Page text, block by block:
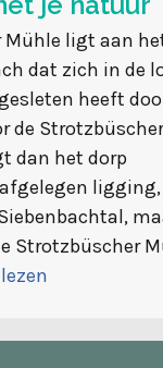
Mühle ligt aan
dat zich in de
heeft
de
dan het dorp
Strotzbüscher